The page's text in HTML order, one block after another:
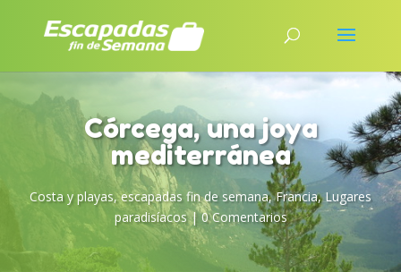
Córcega, una joya
mediterránea
Costa y playas,escapadas fin de semana,Francia,Lugares
paradisíacos|0 Comentarios